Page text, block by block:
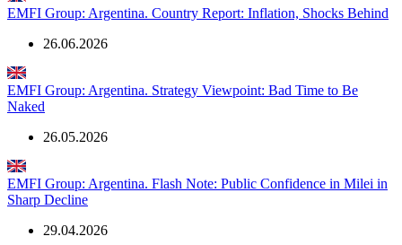
EMFI Group: Argentina. Country Report: Inflation, Shocks Behind
26.06.2026
EMFI Group: Argentina. Strategy Viewpoint: Bad Time to Be
Naked
26.05.2026
EMFI Group: Argentina. Flash Note: Public Confidence in Milei in
Sharp Decline
29.04.2026